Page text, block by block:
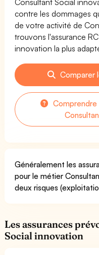
contre les dommages
de votre activité de
trouvons l'assurance
innovation la plus
Comparer
Comprendre
Généralement les
pour le métier
deux risques
Les assurances
Social innovation